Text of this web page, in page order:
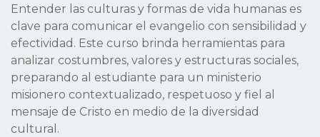
Entender las culturas y formas de vida humanas es
clave para comunicar el evangelio con sensibilidad y
efectividad. Este curso brinda herramientas para
analizar costumbres, valores y estructuras sociales,
preparando al estudiante para un ministerio
misionero contextualizado, respetuoso y fiel al
mensaje de Cristo en medio de la diversidad
cultural.